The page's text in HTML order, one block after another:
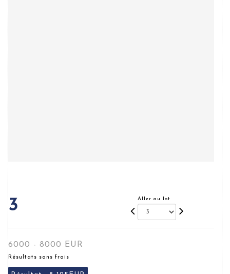
3 Aller au lot
6000 - 8000 EUR
Résultats sans frais